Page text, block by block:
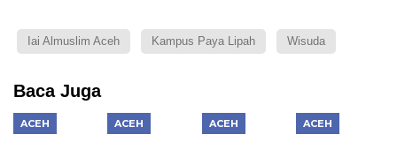
Iai Almuslim Aceh Kampus Paya Lipah Wisuda
Baca Juga
ACEH ACEH ACEH ACEH